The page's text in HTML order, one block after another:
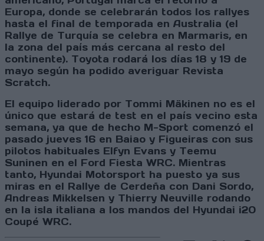
Europa, donde se celebrarán todos los rallyes
hasta el final de temporada en Australia (el
Rallye de Turquía se celebra en Marmaris, en
la zona del país más cercana al resto del
continente). Toyota rodará los días 18 y 19 de
mayo según ha podido averiguar Revista
Scratch.
El equipo liderado por Tommi Mäkinen no es el
único que estará de test en el país vecino esta
semana, ya que de hecho M-Sport comenzó el
pasado jueves 16 en Baiao y Figueiras con sus
pilotos habituales Elfyn Evans y Teemu
Suninen en el Ford Fiesta WRC. Mientras
tanto, Hyundai Motorsport ha puesto ya sus
miras en el Rallye de Cerdeña con Dani Sordo,
Andreas Mikkelsen y Thierry Neuville rodando
en la isla italiana a los mandos del Hyundai i20
Coupé WRC.